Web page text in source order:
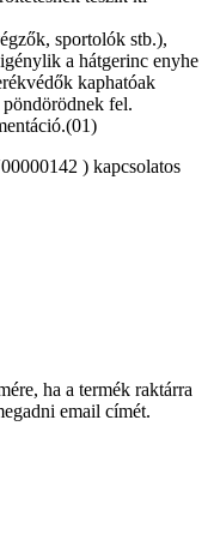
sportolók stb.),
a hátgerinc enyhe
kaphatóak
pöndörödnek fel.
) kapcsolatos
ha a termék raktárra
email címét.